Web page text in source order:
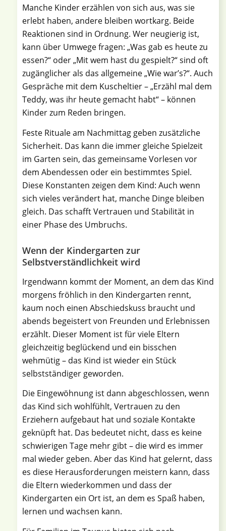
Manche Kinder erzählen von sich aus, was sie
erlebt haben, andere bleiben wortkarg. Beide
Reaktionen sind in Ordnung. Wer neugierig ist,
kann über Umwege fragen: „Was gab es heute zu
essen?“ oder „Mit wem hast du gespielt?“ sind oft
zugänglicher als das allgemeine „Wie war’s?“. Auch
Gespräche mit dem Kuscheltier – „Erzähl mal dem
Teddy, was ihr heute gemacht habt“ – können
Kinder zum Reden bringen.
Feste Rituale am Nachmittag geben zusätzliche
Sicherheit. Das kann die immer gleiche Spielzeit
im Garten sein, das gemeinsame Vorlesen vor
dem Abendessen oder ein bestimmtes Spiel.
Diese Konstanten zeigen dem Kind: Auch wenn
sich vieles verändert hat, manche Dinge bleiben
gleich. Das schafft Vertrauen und Stabilität in
einer Phase des Umbruchs.
Wenn der Kindergarten zur
Selbstverständlichkeit wird
Irgendwann kommt der Moment, an dem das Kind
morgens fröhlich in den Kindergarten rennt,
kaum noch einen Abschiedskuss braucht und
abends begeistert von Freunden und Erlebnissen
erzählt. Dieser Moment ist für viele Eltern
gleichzeitig beglückend und ein bisschen
wehmütig – das Kind ist wieder ein Stück
selbstständiger geworden.
Die Eingewöhnung ist dann abgeschlossen, wenn
das Kind sich wohlfühlt, Vertrauen zu den
Erziehern aufgebaut hat und soziale Kontakte
geknüpft hat. Das bedeutet nicht, dass es keine
schwierigen Tage mehr gibt – die wird es immer
mal wieder geben. Aber das Kind hat gelernt, dass
es diese Herausforderungen meistern kann, dass
die Eltern wiederkommen und dass der
Kindergarten ein Ort ist, an dem es Spaß haben,
lernen und wachsen kann.